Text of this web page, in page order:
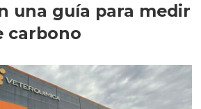
una guía para medir
carbono